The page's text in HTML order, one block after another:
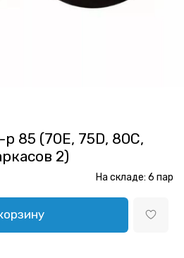
85 (70Е, 75D, 80C,
2)
На складе: 6 пар